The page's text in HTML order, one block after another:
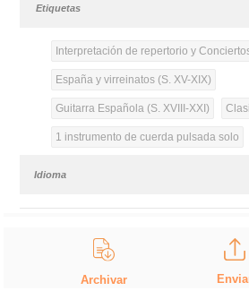
Etiquetas
Interpretación de repertorio y
España y virreinatos (S. XV-XIX)
Guitarra Española (S. XVIII-XXI)
1 instrumento de cuerda pulsada solo
Idioma
Archivar